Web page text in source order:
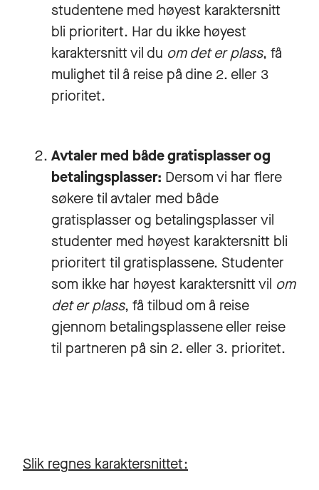
studentene med høyest karaktersnitt
bli prioritert. Har du ikke høyest
karaktersnitt vil du om det er plass, få
mulighet til å reise på dine 2. eller 3
prioritet.
Avtaler med både gratisplasser og
betalingsplasser: Dersom vi har flere
søkere til avtaler med både
gratisplasser og betalingsplasser vil
studenter med høyest karaktersnitt bli
prioritert til gratisplassene. Studenter
som ikke har høyest karaktersnitt vil om
det er plass, få tilbud om å reise
gjennom betalingsplassene eller reise
til partneren på sin 2. eller 3. prioritet.
Slik regnes karaktersnittet: